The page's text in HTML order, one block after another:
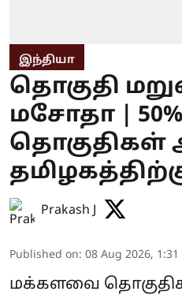
இந்தியா
தொகுதி
மசோதா | 50%
தொகுதிகள்
Prakash J
Published on: 08 Aug 2026, 1:31
மக்களவை